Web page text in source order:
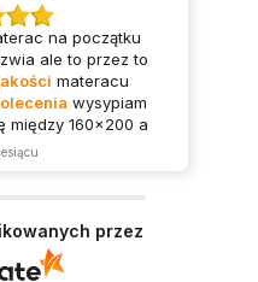
na początku
ale to przez to
materacu
wysypiam
między 160x200 a
się strzałem w
przez